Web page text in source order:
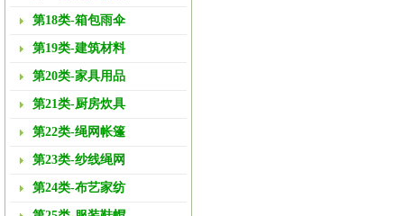
第18类-箱包雨伞
第19类-建筑材料
第20类-家具用品
第21类-厨房炊具
第22类-绳网帐篷
第23类-纱线绳网
第24类-布艺家纺